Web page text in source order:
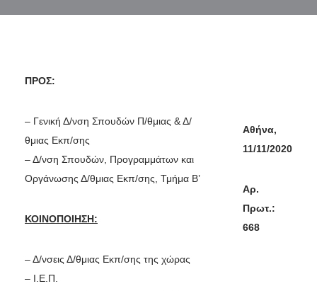
ΠΡΟΣ:
– Γενική Δ/νση Σπουδών Π/θμιας & Δ/
θμιας Εκπ/σης
– Δ/νση Σπουδών, Προγραμμάτων και
Οργάνωσης Δ/θμιας Εκπ/σης, Τμήμα Β’
ΚΟΙΝΟΠΟΙΗΣΗ:
– Δ/νσεις Δ/θμιας Εκπ/σης της χώρας
– Ι.Ε.Π.
Αθήνα,
11/11/2020
Αρ.
Πρωτ.:
668